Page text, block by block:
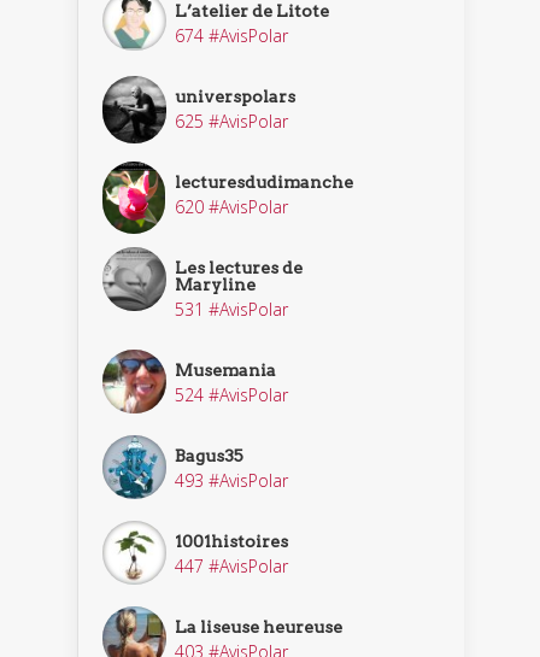
L’atelier de Litote
674 #AvisPolar
universpolars
625 #AvisPolar
lecturesdudimanche
620 #AvisPolar
Les lectures de
Maryline
531 #AvisPolar
Musemania
524 #AvisPolar
Bagus35
493 #AvisPolar
1001histoires
447 #AvisPolar
La liseuse heureuse
403 #AvisPolar